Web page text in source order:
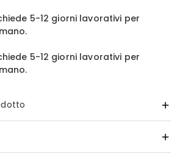
5-12 giorni lavorativi per
5-12 giorni lavorativi per